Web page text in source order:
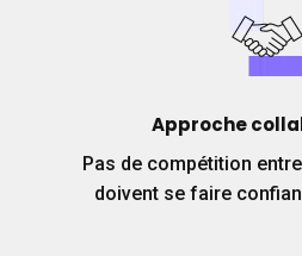
Approche
Pas de compétition
doivent se faire